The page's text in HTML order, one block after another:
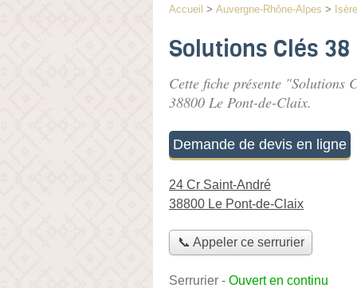
Accueil > Auvergne-Rhône-Alpes > Isère
Solutions Clés 38
Cette fiche présente "Solutions
38800 Le Pont-de-Claix.
Demande de devis en ligne
24 Cr Saint-André
38800 Le Pont-de-Claix
📞 Appeler ce serrurier
Serrurier - Ouvert en continu